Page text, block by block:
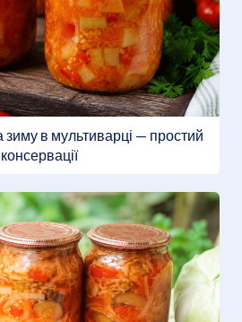
зиму в мультиварці — простий